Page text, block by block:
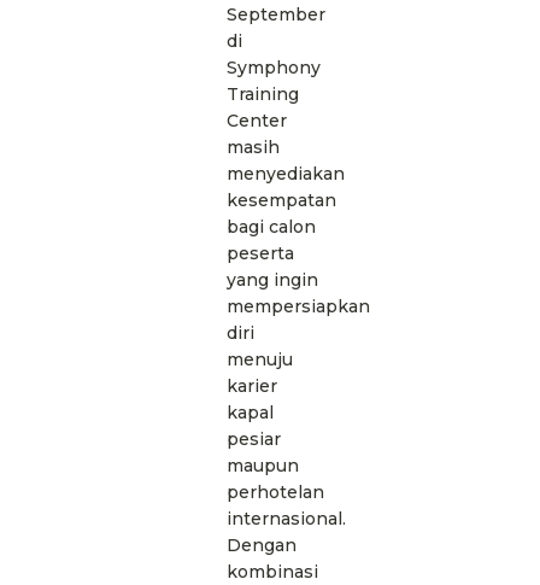
September
di
Symphony
Training
Center
masih
menyediakan
kesempatan
bagi calon
peserta
yang ingin
mempersiapkan
diri
menuju
karier
kapal
pesiar
maupun
perhotelan
internasional.
Dengan
kombinasi